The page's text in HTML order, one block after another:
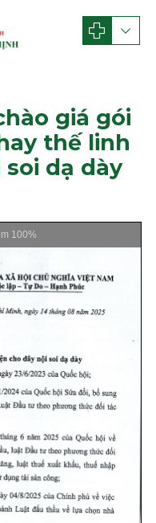
giá gói
thế linh
dạ dày
100%